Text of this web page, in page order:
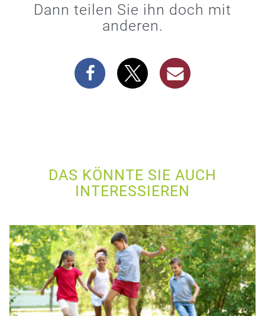
Dann teilen Sie ihn doch mit
anderen.
DAS KÖNNTE SIE AUCH
INTERESSIEREN